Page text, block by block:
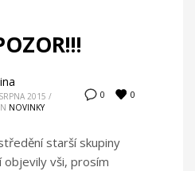
0 0
2015 /
NOVINKY
starší skupiny
objevily vši, prosím